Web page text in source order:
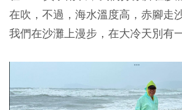
在吹，不過，海水溫度高，赤腳走
我們在沙灘上漫步，在大冷天別有